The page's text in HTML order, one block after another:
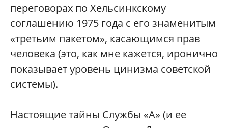
переговорах по Хельсинкскому
соглашению 1975 года с его знаменитым
«третьим пакетом», касающимся прав
человека (это, как мне кажется, иронично
показывает уровень цинизма советской
системы).
Настоящие тайны Службы «А» (и ее